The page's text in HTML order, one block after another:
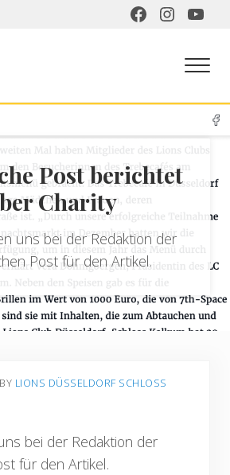
Post berichtet
Charity
uns bei der Redaktion der
Post für den Artikel.
BY LIONS DÜSSELDORF SCHLOSS
bei der Redaktion der
für den Artikel.